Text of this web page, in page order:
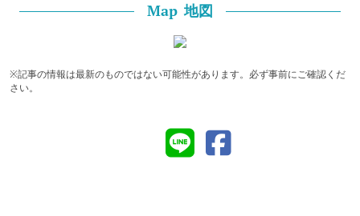
Map 地図
※記事の情報は最新のものではない可能性があります。必ず事前にご確認くだ
さい。